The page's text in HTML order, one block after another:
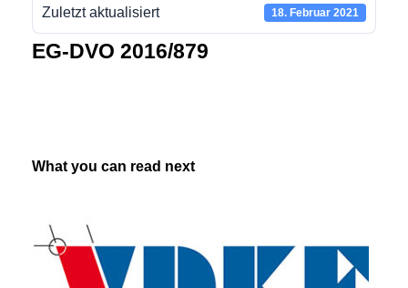
Zuletzt aktualisiert 18. Februar 2021
EG-DVO 2016/879
What you can read next